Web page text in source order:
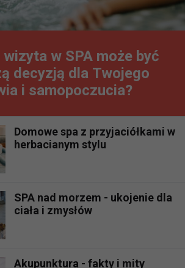
w SPA może być
decyzją dla Twojego
i samopoczucia?
Domowe spa z przyjaciółkami w
herbacianym stylu
SPA nad morzem - ukojenie dla
ciała i zmysłów
Akupunktura - fakty i mity